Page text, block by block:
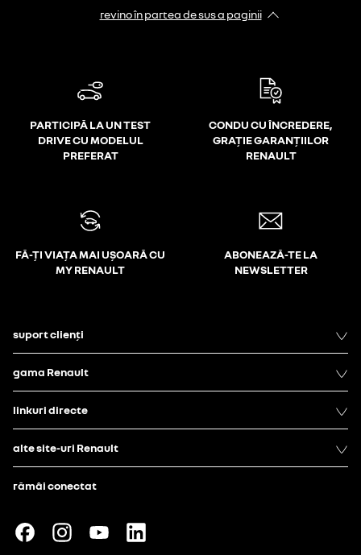
revino în partea de sus a paginii
PARTICIPĂ LA UN TEST
DRIVE CU MODELUL
PREFERAT
CONDU CU ÎNCREDERE,
GRAȚIE GARANȚIILOR
RENAULT
FĂ-ȚI VIAȚA MAI UȘOARĂ CU
MY RENAULT
ABONEAZĂ-TE LA
NEWSLETTER
suport clienți
gama Renault
linkuri directe
alte site-uri Renault
rămâi conectat